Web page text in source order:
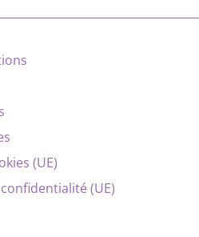
(UE)
(UE)